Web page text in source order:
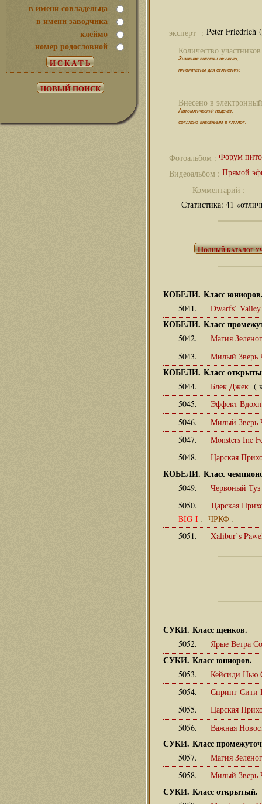
в имени совладельца
в имени заводчика
клеймо
номер родословной
эксперт : Peter Friedrich
Количество
Значения внесены вручную,
приоритетны для статистики.
Внесено в
Автоматический подсчёт,
согласно внесённым в каталог.
Фотоальбом : Форум
Видеоальбом : Прямой
Комментарий :
Статистика: 41
КОБЕЛИ. Класс
5041. Dwarfs`
КОБЕЛИ. Класс
5042. Магия
5043. Милый Зверь
КОБЕЛИ. Класс
5044. Блек Джек (
5045. Эффект
5046. Милый Зверь
5047. Monsters Inc
5048. Царская
КОБЕЛИ. Класс
5049. Червоный
5050. Царская
BIG-I . ЧРКФ .
5051. Xalibur`s
СУКИ. Класс щенков.
5052. Ярые Ветра
СУКИ. Класс юниоров.
5053. Кейсиди Нью
5054. Спринг Сити
5055. Царская
5056. Важная
СУКИ. Класс
5057. Магия
5058. Милый Зверь
СУКИ. Класс открытый.